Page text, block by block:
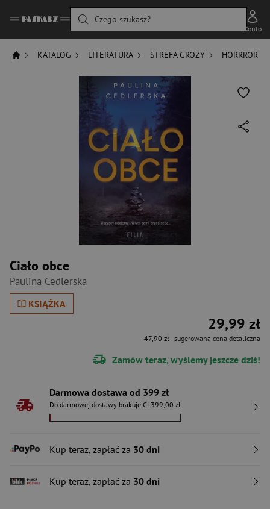
Czego szukasz?
Konto
KATALOG LITERATURA STREFA GROZY HORRROR
Ciało obce
Paulina Cedlerska
KSIĄŻKA
29,99 zł
47,90 zł- sugerowana cena detaliczna
Zamów teraz, wyślemy jeszcze dziś!
Darmowa dostawa od 399 zł
Do darmowej dostawy brakuje Ci 399,00 zł
Kup teraz, zapłać za 30 dni
Kup teraz, zapłać za 30 dni